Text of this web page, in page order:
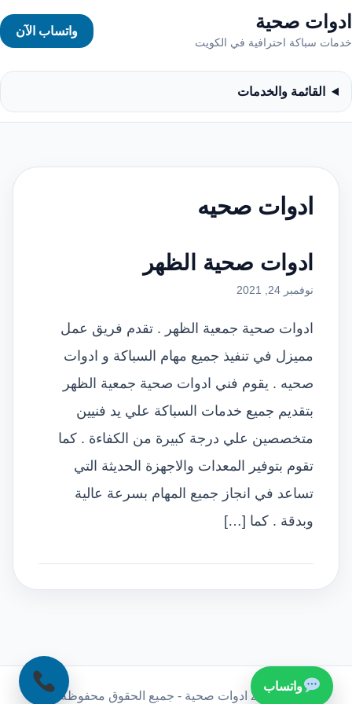
ادوات صحية
خدمات سباكة احترافية في الكويت
واتساب الآن
القائمة والخدمات
ادوات صحيه
ادوات صحية الظهر
نوفمبر 24, 2021
ادوات صحية جمعية الظهر . تقدم فريق عمل
مميزل في تنفيذ جميع مهام السباكة و ادوات
صحيه . يقوم فني ادوات صحية جمعية الظهر
بتقديم جميع خدمات السباكة علي يد فنيين
متخصصين علي درجة كبيرة من الكفاءة . كما
تقوم بتوفير المعدات والاجهزة الحديثة التي
تساعد في انجاز جميع المهام بسرعة عالية
وبدقة . كما […]
واتساب
© 2026 ادوات صحية - جميع الحقوق محفوظة